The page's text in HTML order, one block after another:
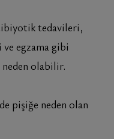
tedavileri,
ve egzama gibi
olabilir.
pişiğe neden olan